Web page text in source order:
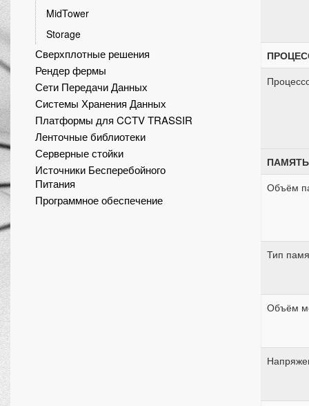
MidTower
Storage
Сверхплотные решения
Рендер фермы
Сети Передачи Данных
Системы Хранения Данных
Платформы для CCTV TRASSIR
Ленточные библиотеки
Серверные стойки
Источники Бесперебойного
Питания
Программное обеспечение
ПАМЯТЬ
Объём
Тип
Объём